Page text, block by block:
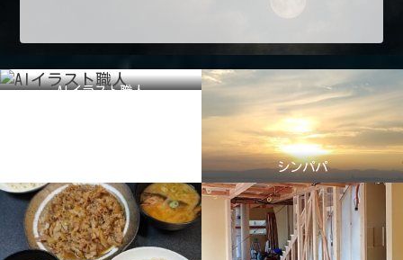
AIイラスト職人
シンパパ